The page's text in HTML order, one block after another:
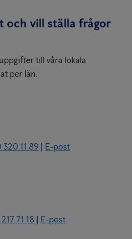
och vill ställa frågor
till våra lokala
per län.
320 11 89 | E-post
71 18 | E-post